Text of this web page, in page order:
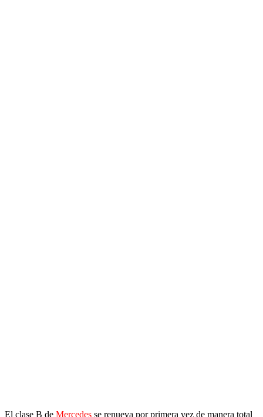
El clase B de Mercedes se renueva por primera vez de manera total